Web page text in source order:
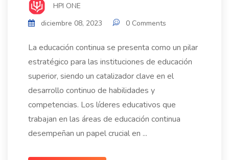
HPI ONE
diciembre 08, 2023
0 Comments
La educación continua se presenta como un pilar
estratégico para las instituciones de educación
superior, siendo un catalizador clave en el
desarrollo continuo de habilidades y
competencias. Los líderes educativos que
trabajan en las áreas de educación continua
desempeñan un papel crucial en ...